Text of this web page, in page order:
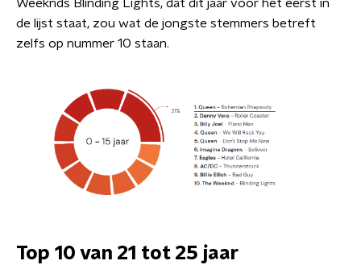
Weeknds Blinding Lights, dat dit jaar voor het eerst in
de lijst staat, zou wat de jongste stemmers betreft
zelfs op nummer 10 staan.
Top 10 van 21 tot 25 jaar